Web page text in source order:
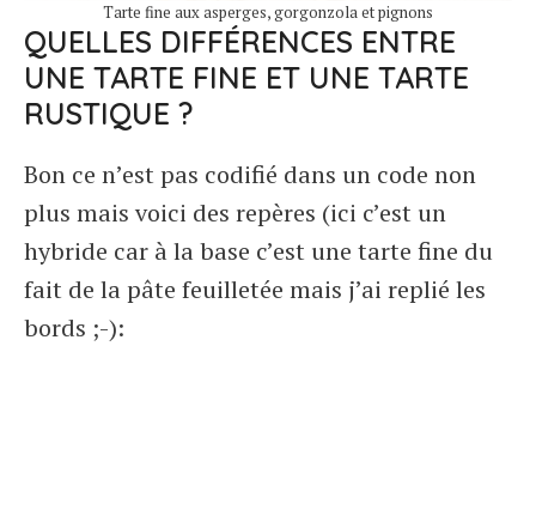
Tarte fine aux asperges, gorgonzola et pignons
QUELLES DIFFÉRENCES ENTRE
UNE TARTE FINE ET UNE TARTE
RUSTIQUE ?
Bon ce n’est pas codifié dans un code non
plus mais voici des repères (ici c’est un
hybride car à la base c’est une tarte fine du
fait de la pâte feuilletée mais j’ai replié les
bords ;-):